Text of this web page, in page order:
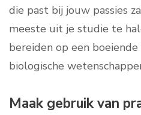
die past bij jouw passies
meeste uit je studie te
bereiden op een
biologische
Maak gebruik van